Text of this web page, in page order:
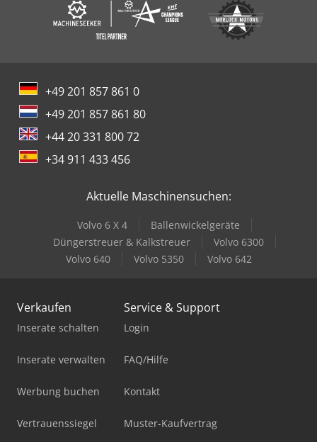
+49 201 857 861 0
+49 201 857 861 80
+44 20 331 800 72
+34 911 433 456
Aktuelle Maschinensuchen:
Volvo 6 X 4
Ballenwickelgeräte
Düngerstreuer & Kalkstreuer
Volvo 6300
Volvo 640
Volvo 5350 Volvo 642
Verkaufen
Inserate schalten
Inserate verwalten
Werbung buchen
Vertrauenssiegel
Service & Support
Login
FAQ/Hilfe
Kontakt
Muster-Kaufvertrag